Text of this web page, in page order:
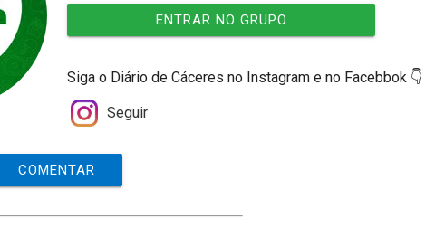
ENTRAR NO GRUPO
Siga o Diário de Cáceres no Instagram e no Facebbok 👇
Seguir
COMENTAR